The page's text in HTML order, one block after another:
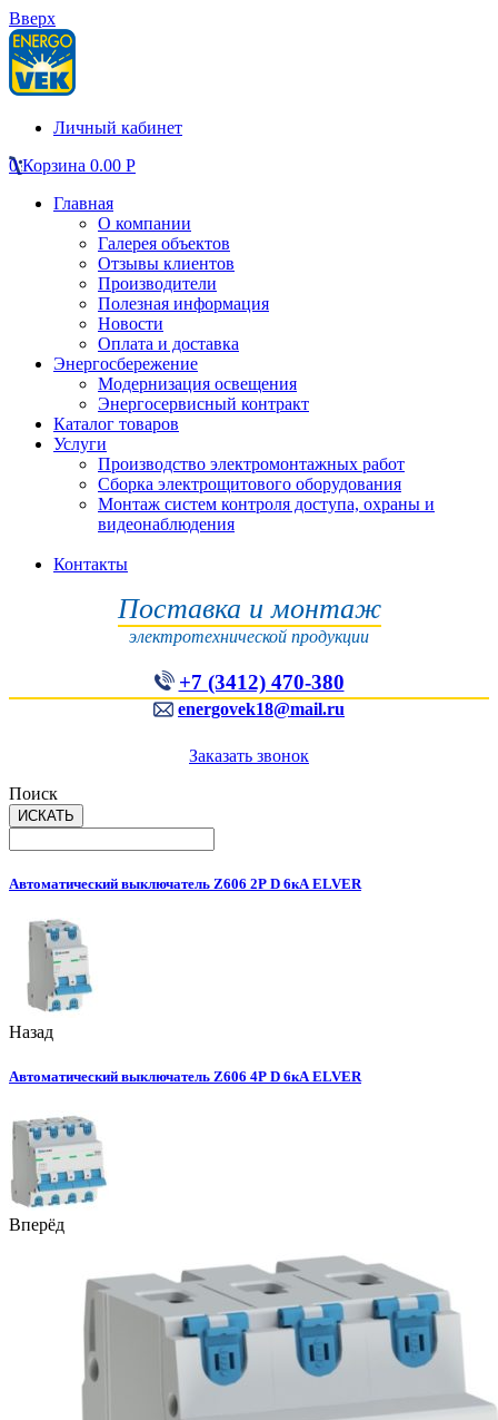
Вверх
Личный кабинет
0 Корзина 0.00 Р
Главная
О компании
Галерея объектов
Отзывы клиентов
Производители
Полезная информация
Новости
Оплата и доставка
Энергосбережение
Модернизация освещения
Энергосервисный контракт
Каталог товаров
Услуги
Производство электромонтажных работ
Сборка электрощитового оборудования
Монтаж систем контроля доступа, охраны и
видеонаблюдения
Контакты
Поставка и монтаж
электротехнической продукции
+7 (3412) 470-380
energovek18@mail.ru
Заказать звонок
Поиск
Автоматический выключатель Z606 2Р D 6кА ELVER
Назад
Автоматический выключатель Z606 4Р D 6кА ELVER
Вперёд